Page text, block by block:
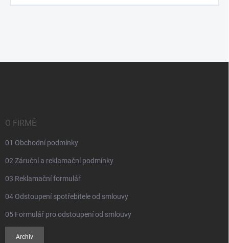
O FIRMĚ
01 Obchodní podmínky
02 Záruční a reklamační podmínky
03 Reklamační formulář
04 Odstoupení spotřebitele od smlouvy
05 Formulář pro odstoupení od smlouvy
Archiv